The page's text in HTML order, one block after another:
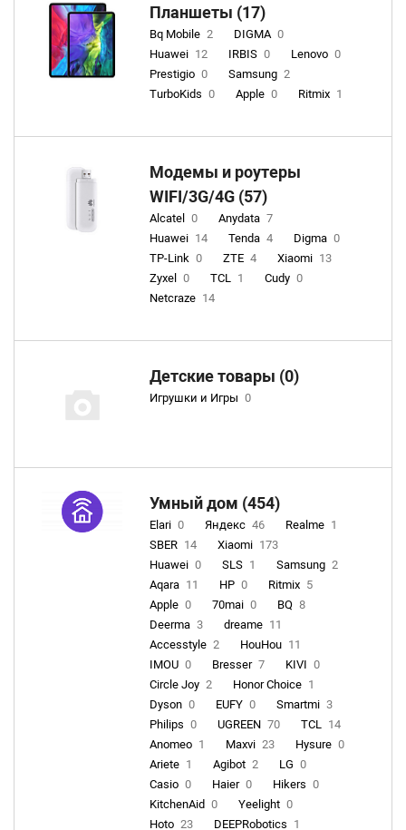
Планшеты (17)
Bq Mobile 2 DIGMA 0
Huawei 12 IRBIS 0 Lenovo 0
Prestigio 0 Samsung 2
TurboKids 0 Apple 0 Ritmix 1
Модемы и роутеры
WIFI/3G/4G (57)
Alcatel 0 Anydata 7
Huawei 14 Tenda 4 Digma 0
TP-Link 0 ZTE 4 Xiaomi 13
Zyxel
0 TCL 1 Cudy 0
Netcraze 14
Детские товары (0)
Игрушки и Игры 0
Умный дом (454)
Elari 0 Яндекс 46 Realme 1
SBER 14 Xiaomi 173
Huawei 0 SLS 1 Samsung 2
Aqara 11 HP 0 Ritmix 5
Apple 0 70mai 0 BQ 8
Deerma 3 dreame 11
Accesstyle 2 HouHou 11
IMOU 0 Bresser 7 KIVI 0
Circle Joy 2 Honor Choice 1
Dyson 0 EUFY 0 Smartmi 3
Philips 0 UGREEN 70 TCL 14
Anomeo 1 Maxvi 23 Hysure 0
Ariete 1 Agibot 2 LG 0
Casio 0 Haier 0 Hikers 0
KitchenAid 0 Yeelight 0
Hoto 23 DEEPRobotics 1